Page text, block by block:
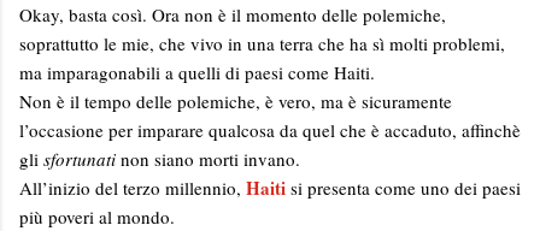
Okay, basta così. Ora non è il momento delle polemiche,
soprattutto le mie, che vivo in una terra che ha sì molti problemi,
ma imparagonabili a quelli di paesi come Haiti.
Non è il tempo delle polemiche, è vero, ma è sicuramente
l’occasione per imparare qualcosa da quel che è accaduto, affinchè
gli sfortunati non siano morti invano.
All’inizio del terzo millennio, Haiti si presenta come uno dei paesi
più poveri al mondo.